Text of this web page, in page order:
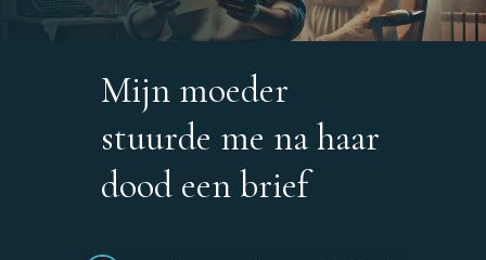
Mijn moeder
stuurde me na haar
dood een brief